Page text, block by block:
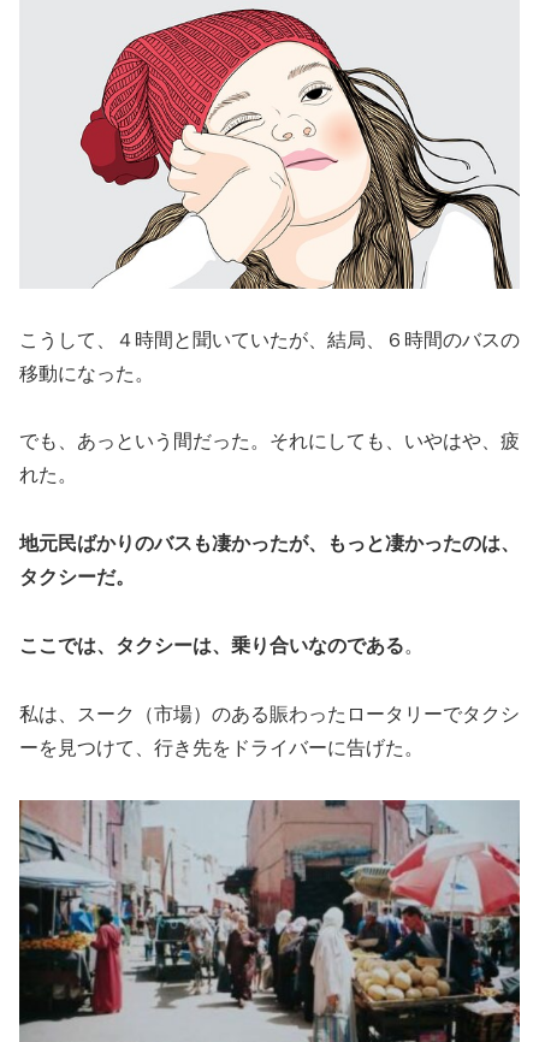
こうして、４時間と聞いていたが、結局、６時間のバスの
移動になった。
でも、あっという間だった。それにしても、いやはや、疲
れた。
地元民ばかりのバスも凄かったが、もっと凄かったのは、
タクシーだ。
ここでは、タクシーは、乗り合いなのである。
私は、スーク（市場）のある賑わったロータリーでタクシ
ーを見つけて、行き先をドライバーに告げた。